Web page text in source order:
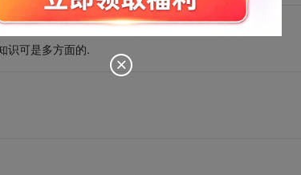
识可是多方面的.